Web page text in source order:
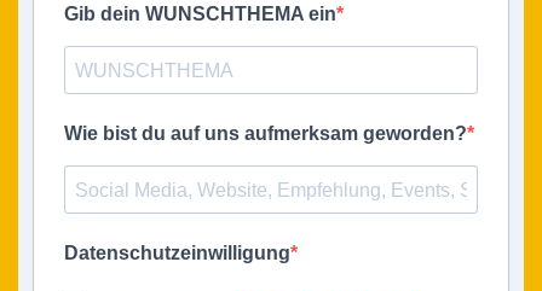
Gib dein WUNSCHTHEMA ein
Wie bist du auf uns aufmerksam geworden?
Datenschutzeinwilligung